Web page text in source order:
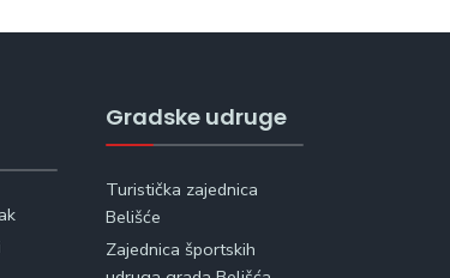
Gradske udruge
Turistička zajednica
Belišće
Zajednica športskih